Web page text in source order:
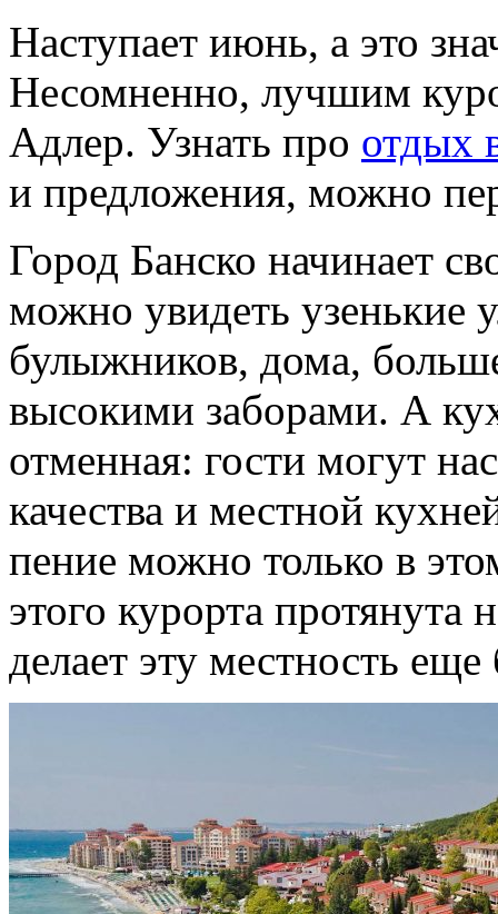
Наступает июнь, а это
Несомненно, лучшим
Адлер. Узнать про отдых
и предложения, можно
Город Банско начинает
можно увидеть узенькие
булыжников, дома,
высокими заборами. А
отменная: гости могут
качества и местной
пение можно только в
этого курорта протянута
делает эту местность